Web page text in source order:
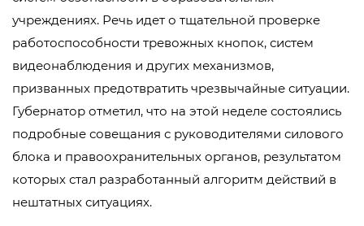
учреждениях. Речь идет о тщательной проверке
работоспособности тревожных кнопок, систем
видеонаблюдения и других механизмов,
призванных предотвратить чрезвычайные ситуации.
Губернатор отметил, что на этой неделе состоялись
подробные совещания с руководителями силового
блока и правоохранительных органов, результатом
которых стал разработанный алгоритм действий в
нештатных ситуациях.